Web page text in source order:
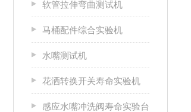
软管拉伸弯曲测试机
马桶配件综合实验机
水嘴测试机
花洒转换开关寿命实验机
感应水嘴冲洗阀寿命实验台